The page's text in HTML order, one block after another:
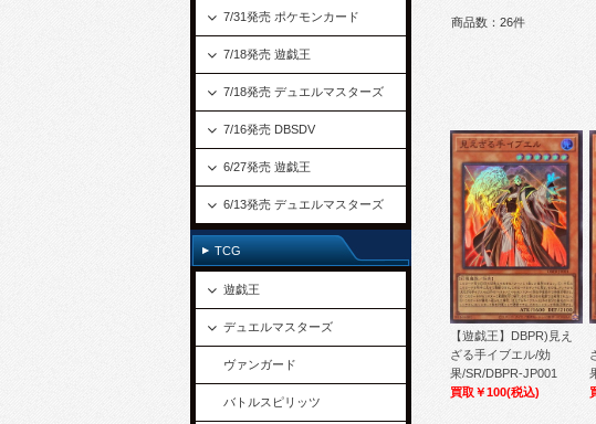
商品数：26件
【遊戯王】DBPR)見え
ざる手イブエル/効
果/SR/DBPR-JP001
買取￥100(税込)
7/31発売 ポケモンカード
7/18発売 遊戯王
7/18発売 デュエルマスターズ
7/16発売 DBSDV
6/27発売 遊戯王
6/13発売 デュエルマスターズ
TCG
遊戯王
デュエルマスターズ
ヴァンガード
バトルスピリッツ